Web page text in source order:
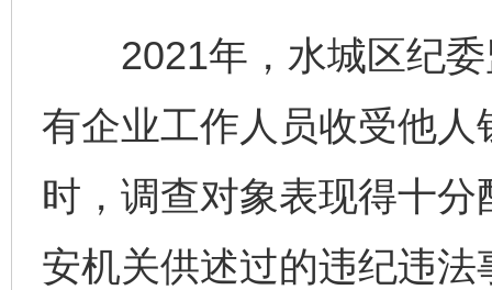
2021年，水城区纪委
有企业工作人员收受他
时，调查对象表现得十
安机关供述过的违纪违法